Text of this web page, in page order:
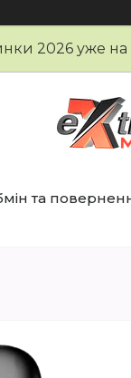
2026 уже на
та